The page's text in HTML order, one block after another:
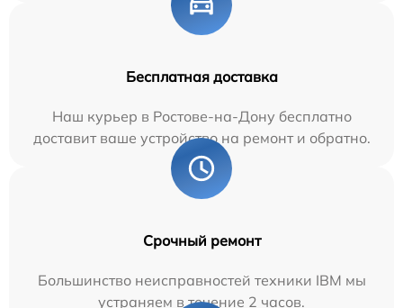
Бесплатная доставка
Наш курьер в Ростове-на-Дону бесплатно
доставит ваше устройство на ремонт и обратно.
Срочный ремонт
Большинство неисправностей техники IBM мы
устраняем в течение 2 часов.